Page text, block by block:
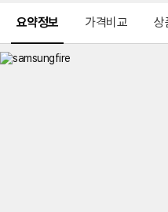
선
택
약
정
요약정보 가격비교 상